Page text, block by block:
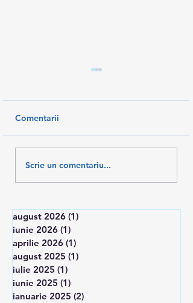
PAȘI ÎNAINTE PENTRU
Comentarii
Scrie un comentariu...
august 2026 (1)
iunie 2026 (1)
aprilie 2026 (1)
august 2025 (1)
iulie 2025 (1)
iunie 2025 (1)
ianuarie 2025 (2)